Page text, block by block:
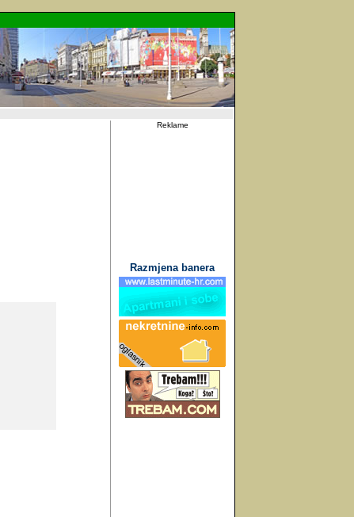
Reklame
Razmjena banera